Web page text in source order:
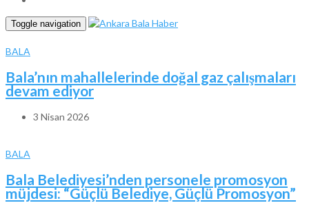
Toggle navigation
BALA
Bala’nın mahallelerinde doğal gaz çalışmaları
devam ediyor
3 Nisan 2026
BALA
Bala Belediyesi’nden personele promosyon
müjdesi: “Güçlü Belediye, Güçlü Promosyon”